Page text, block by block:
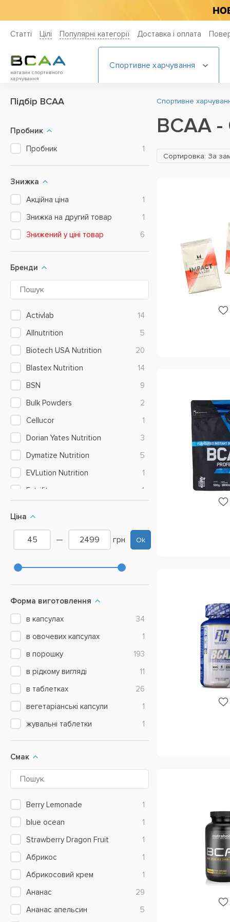
Статті Цiлi Популярні категорії Доставка і оплата
магазин спортивного
харчування
Спортивне харчування
Підбір BCAA
Пробник
Пробник
1
Знижка
Акційна ціна
1
Знижка на другий товар
1
Знижений у ціні товар
6
Бренди
Activlab
14
Allnutrition
5
Biotech USA Nutrition
20
Blastex Nutrition
14
BSN
9
Bulk Powders
2
Cellucor
1
Dorian Yates Nutrition
3
Dymatize Nutrition
5
EVLution Nutrition
1
Extrifit
4
Form Labs
2
Treats
1
Mex Nutrition
1
MST
10
Muscle Pharm
3
MuscleTech
1
Mutant (Fit Foods)
MyProtein
Ціна
— грн Ok
Форма виготовлення
в капсулах
34
в овочевих капсулах
1
в порошку
193
в рідкому вигляді
11
в таблетках
26
вегетаріанські капсули
1
жувальні таблетки
1
Смак
Berry Lemonade
1
blue ocean
1
Strawberry Dragon Fruit
1
Абрикос
1
Абрикосовий крем
1
Ананас
29
Ананас апельсин
5
Спортивне
BCAA -
Сортировка: За